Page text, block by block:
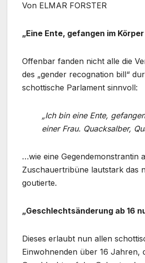
Von ELMAR FORSTER
„Eine Ente, gefangen im
Offenbar fanden nicht alle die
des „gender recognation bill“
schottische Parlament sinnvoll:
„Ich bin eine Ente,
einer Frau. Quacksalber,
…wie eine Gegendemonstrantin
Zuschauertribüne lautstark das
goutierte.
„Geschlechtsänderung ab 16
Dieses erlaubt nun allen
Einwohnenden über 16 Jahren,